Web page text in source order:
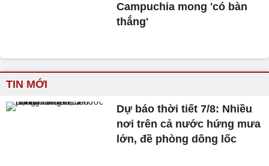
Campuchia mong 'có bàn
thắng'
TIN MỚI
Dự báo thời tiết 7/8: Nhiều
nơi trên cả nước hứng mưa
lớn, đề phòng dông lốc